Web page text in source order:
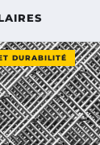
DURABILITÉ